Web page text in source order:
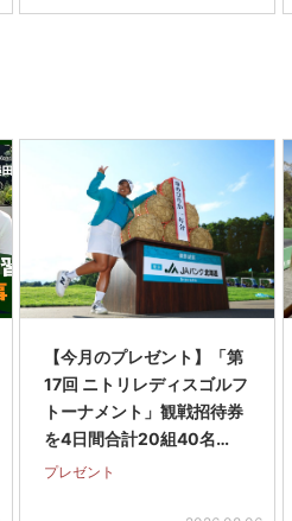
【今月のプレゼント】「第
17回 ニトリレディスゴルフ
トーナメント」観戦招待券
を4日間合計20組40名…
プレゼント